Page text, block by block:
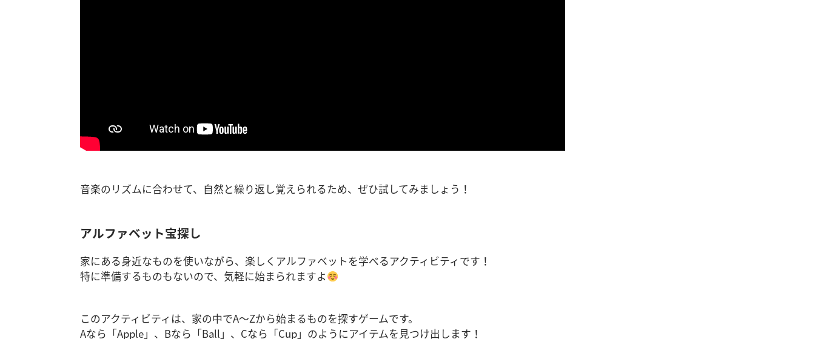
音楽のリズムに合わせて、自然と繰り返し覚えられるため、ぜひ試してみましょう！
アルファベット宝探し
家にある身近なものを使いながら、楽しくアルファベットを学べるアクティビティです！
特に準備するものもないので、気軽に始まられますよ
このアクティビティは、家の中でA～Zから始まるものを探すゲームです。
Aなら「Apple」、Bなら「Ball」、Cなら「Cup」のようにアイテムを見つけ出します！